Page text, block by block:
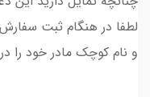
لطفا در هنگام ثبت
و نام کوچک مادر خود را